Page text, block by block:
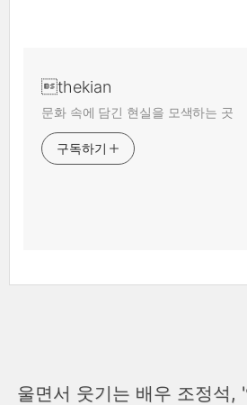
thekian
문화 속에 담긴 현실을 모색하는 곳
구독하기
울면서 웃기는 배우 조정석,